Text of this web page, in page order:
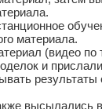
материала.
(видео
и
высылались